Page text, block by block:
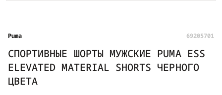
Puma 69205701
СПОРТИВНЫЕ ШОРТЫ МУЖСКИЕ PUMA ESS
ELEVATED MATERIAL SHORTS ЧЕРНОГО
ЦВЕТА